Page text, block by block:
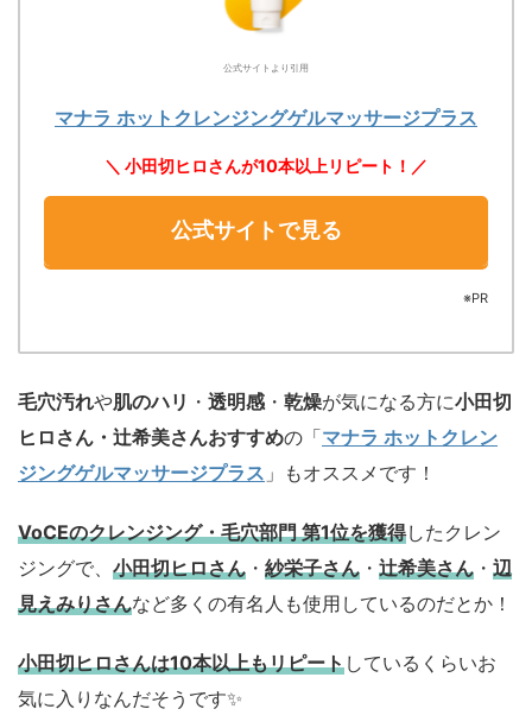
公式サイトより引用
マナラ ホットクレンジングゲルマッサージプラス
＼ 小田切ヒロさんが10本以上リピート！／
公式サイトで見る
※PR
毛穴汚れや肌のハリ ・ 透明感 ・ 乾燥が気になる方に小田切
ヒロさん・辻希美さんおすすめの「マナラ ホットクレン
ジングゲルマッサージプラス 」もオススメです！
VoCEのクレンジング・毛穴部門 第1位を獲得したクレン
ジングで、 小田切ヒロさん ・ 紗栄子さん ・ 辻希美さん ・ 辺
見えみりさんなど多くの有名人も使用しているのだとか！
小田切ヒロさんは10本以上もリピートしているくらいお
気に入りなんだそうです✨